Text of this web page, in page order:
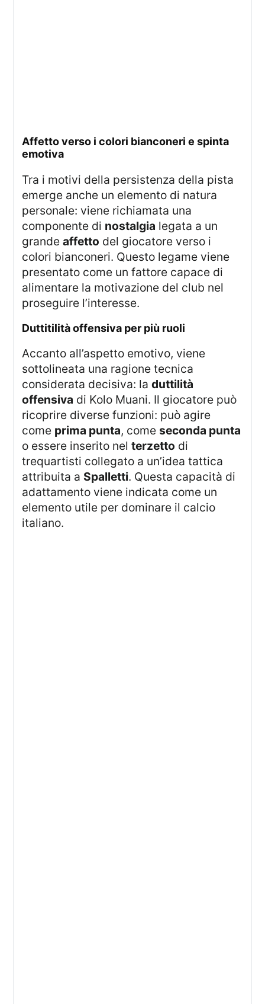
affetto verso i colori bianconeri e spinta
emotiva
Tra i motivi della persistenza della pista
emerge anche un elemento di natura
personale: viene richiamata una
componente di nostalgia legata a un
grandeaffetto del giocatore verso i
colori bianconeri. Questo legame viene
presentato come un fattore capace di
alimentare la motivazione del club nel
proseguire l’interesse.
duttitilità offensiva per più ruoli
Accanto all’aspetto emotivo, viene
sottolineata una ragione tecnica
considerata decisiva: laduttilità
offensiva di Kolo Muani. Il giocatore può
ricoprire diverse funzioni: può agire
come prima punta, comeseconda punta
o essere inserito nelterzetto di
trequartisti collegato a un’idea tattica
attribuita a Spalletti. Questa capacità di
adattamento viene indicata come un
elemento utile per dominare il calcio
italiano.